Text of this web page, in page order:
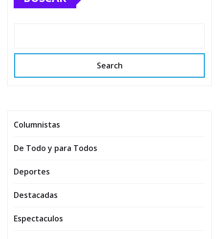
Search
Columnistas
De Todo y para Todos
Deportes
Destacadas
Espectaculos